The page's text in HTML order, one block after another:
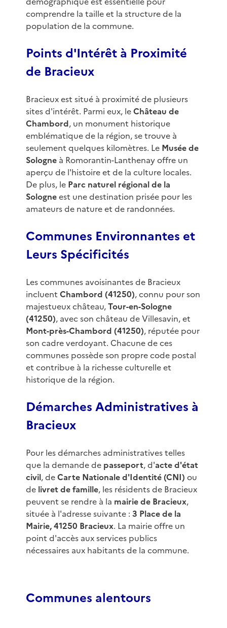
comprendre la taille et la structure de la
population de la commune.
Points d'Intérêt à Proximité
de Bracieux
Bracieux est situé à proximité de plusieurs
sites d'intérêt. Parmi eux, leChâteau de
Chambord, un monument historique
emblématique de la région, se trouve à
seulement quelques kilomètres. Le Musée de
Sologneà Romorantin-Lanthenay offre un
aperçu de l'histoire et de la culture locales.
De plus, le Parc naturel régional de la
Sologneest une destination prisée pour les
amateurs de nature et de randonnées.
Communes Environnantes et
Leurs Spécificités
Les communes avoisinantes de Bracieux
incluent Chambord (41250), connu pour son
majestueux château,Tour-en-Sologne
(41250), avec son château de Villesavin, et
Mont-près-Chambord (41250), réputée pour
son cadre verdoyant. Chacune de ces
communes possède son propre code postal
et contribue à la richesse culturelle et
historique de la région.
Démarches Administratives à
Bracieux
Pour les démarches administratives telles
que la demande de passeport, d'acte d'état
civil, deCarte Nationale d'Identité (CNI) ou
de livret de famille, les résidents de Bracieux
peuvent se rendre à la mairie de Bracieux,
située à l'adresse suivante : 3 Place de la
Mairie, 41250 Bracieux. La mairie offre un
point d'accès aux services publics
nécessaires aux habitants de la commune.
Communes alentours